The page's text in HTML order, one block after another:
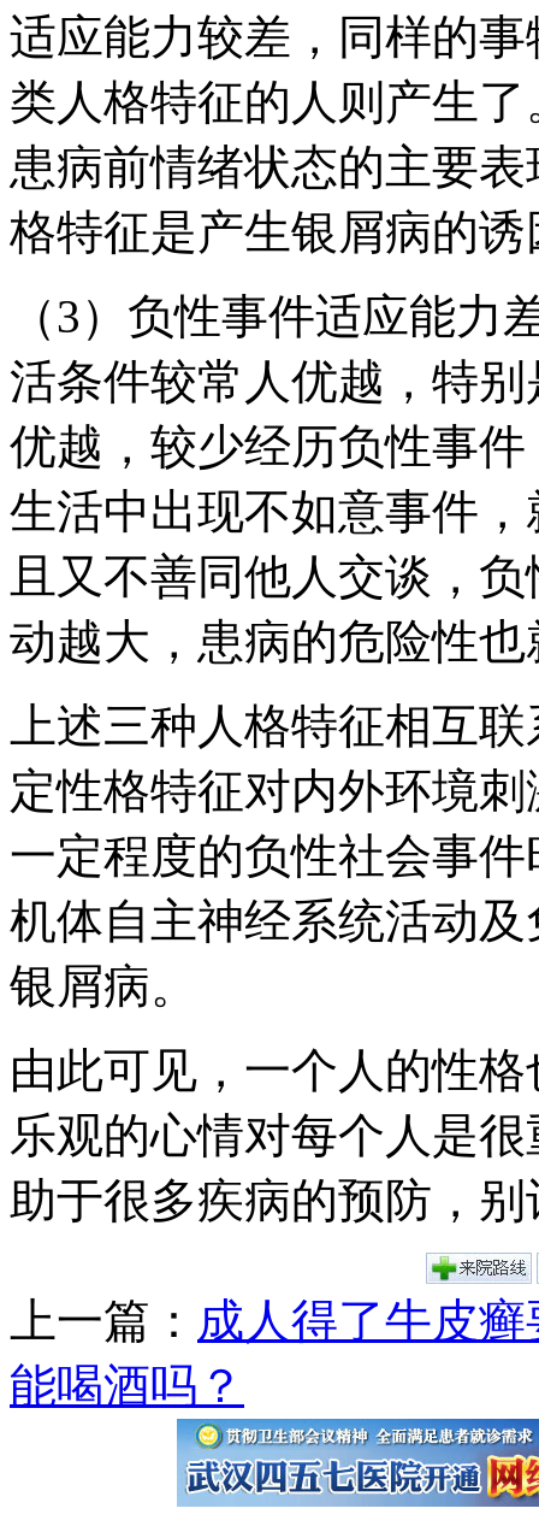
适应能力较差，同样的
类人格特征的人则产生
患病前情绪状态的主要
格特征是产生银屑病的诱
（3）负性事件适应能
活条件较常人优越，特
优越，较少经历负性事
生活中出现不如意事件
且又不善同他人交谈，
动越大，患病的危险性
上述三种人格特征相互
定性格特征对内外环境
一定程度的负性社会事
机体自主神经系统活动
银屑病。
由此可见，一个人的性
乐观的心情对每个人是
助于很多疾病的预防，
上一篇： 成人得了牛皮
能喝酒吗？